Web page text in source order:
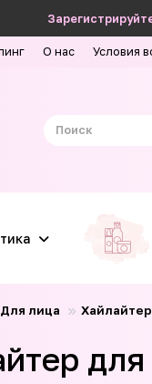
О нас Условия
Для лица